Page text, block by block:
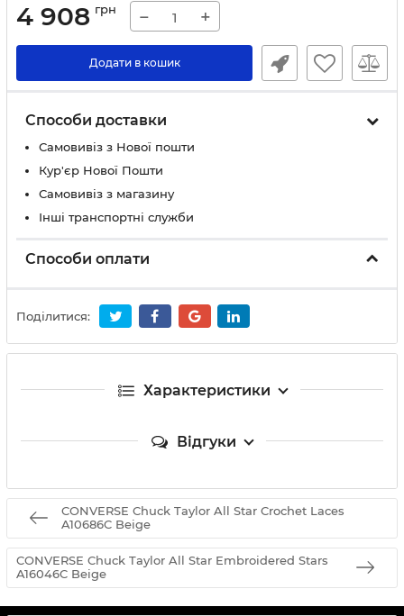
4 908 грн − +
Додати в кошик
Способи доставки
Самовивіз з Нової пошти
Кур'єр Нової Пошти
Самовивіз з магазину
Інші транспортні служби
Способи оплати
Поділитися:
Характеристики
Відгуки
CONVERSE Chuck Taylor All Star Crochet Laces
A10686C Beige
CONVERSE Chuck Taylor All Star Embroidered Stars
A16046C Beige